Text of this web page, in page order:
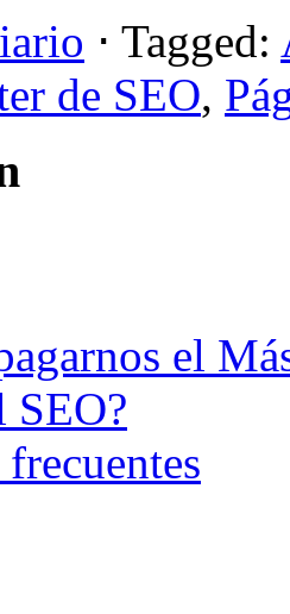
⋅ Tagged:
de SEO,
el
SEO?